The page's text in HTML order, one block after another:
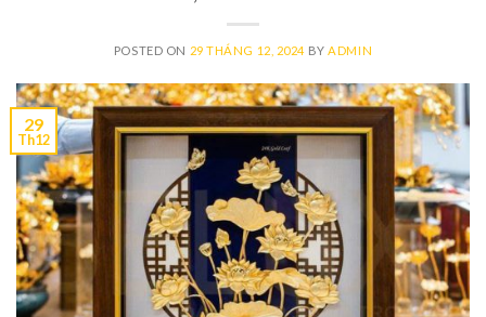
POSTED ON 29 THÁNG 12, 2024 BYADMIN
29
Th12